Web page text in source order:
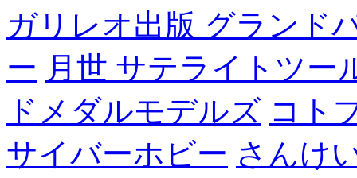
ガリレオ出版 グランド
ー 月世 サテライトツー
ドメダルモデルズ コト
サイバーホビー さんけ